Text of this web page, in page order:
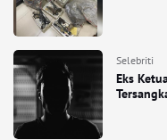
Selebriti
Eks